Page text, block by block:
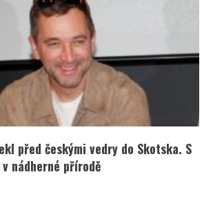
před českými vedry do Skotska. S
nádherné přírodě